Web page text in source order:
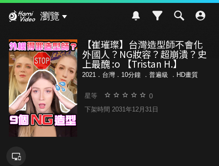
瀏覽
【崔璀璨】台灣造型師不會化
外國人？NG妝容？超崩潰？史
上最醜 :o 【Tristan H.】
2021．台灣．10分鐘 ． 普遍級 ．HD畫質
星等 0
下架時間 2031年12月31日